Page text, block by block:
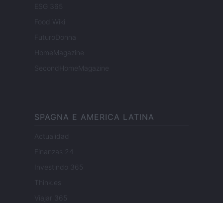
ESG 365
Food Wiki
FuturoDonna
HomeMagazine
SecondHomeMagazine
SPAGNA E AMERICA LATINA
Actualidad
Finanzas 24
Investindo 365
Think.es
Viajar 365